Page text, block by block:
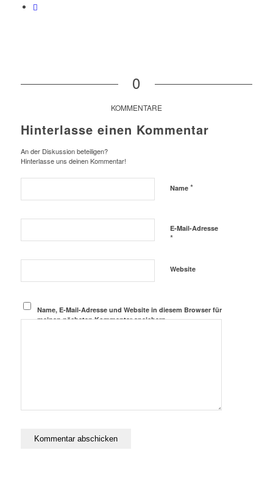
0
KOMMENTARE
Hinterlasse einen Kommentar
An der Diskussion beteiligen?
Hinterlasse uns deinen Kommentar!
Name *
E-Mail-Adresse
*
Website
Name, E-Mail-Adresse und Website in diesem Browser für
meinen nächsten Kommentar speichern.